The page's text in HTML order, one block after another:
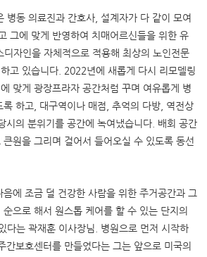
병동 의료진과 간호사, 설계자가 다 같이
모여
그에 맞게 반영하여 치매어르신들을 위한 유
디자인을 자체적으로 적용해 최상의 노인전문
고 있습니다. 2022년에 새롭게 다시 리모델링
맞게 광장프라자 공간처럼 꾸며 여유롭게 병
하고, 대구역이나 매점, 추억의 다방, 역전상
시의 분위기를 공간에 녹여냈습니다. 배회 공간
원을 그리며 걸어서 들어오실 수 있도록 동선
에 조금 덜 건강한 사람을 위한 주거공간과 그
으로 해서 원스톱 케어를 할 수 있는 단지의
다는 곽재훈 이사장님. 병원으로 먼저 시작하
간보호센터를 만들었다는 그는 앞으로 미국의